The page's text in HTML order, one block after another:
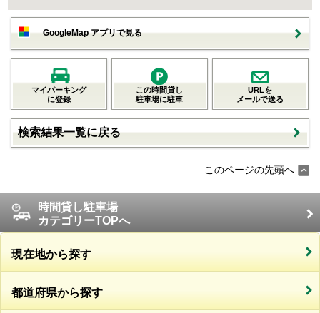
GoogleMap アプリで見る
マイパーキング
に登録
この時間貸し
駐車場に駐車
URLを
メールで送る
検索結果一覧に戻る
このページの先頭へ
時間貸し駐車場
カテゴリーTOPへ
現在地から探す
都道府県から探す